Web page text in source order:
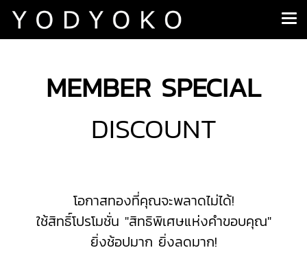
MEMBER SPECIAL
DISCOUNT
โอกาสทองที่คุณจะพลาดไม่ได้!
ใช้สิทธิ์โปรโมชั่น "สิทธิพิเศษแห่งคำขอบคุณ"
ยิ่งช้อปมาก ยิ่งลดมาก!